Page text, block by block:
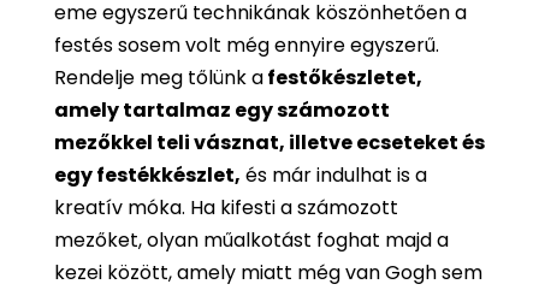
eme egyszerű technikának köszönhetően a
festés sosem volt még ennyire egyszerű.
Rendelje meg tőlünk afestőkészletet,
amely tartalmaz egy számozott
mezőkkel teli vásznat, illetve ecseteket és
egy festékkészlet, és már indulhat is a
kreatív móka. Ha kifesti a számozott
mezőket, olyan műalkotást foghat majd a
kezei között, amely miatt még van Gogh sem